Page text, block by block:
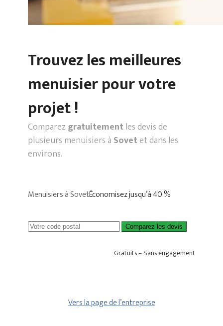
Trouvez les meilleures
menuisier pour votre
projet !
Comparez gratuitementles devis de
plusieurs menuisiers à Sovetet dans les
environs.
Menuisiers à SovetÉconomisez jusqu’à 40 %
Comparez les devis
Gratuits – Sans engagement
Vers la page de l’entreprise